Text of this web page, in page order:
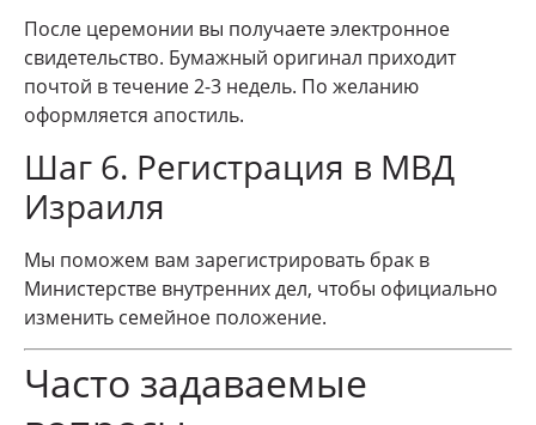
После церемонии вы получаете электронное
свидетельство. Бумажный оригинал приходит
почтой в течение 2-3 недель. По желанию
оформляется апостиль.
Шаг 6. Регистрация в МВД
Израиля
Мы поможем вам зарегистрировать брак в
Министерстве внутренних дел, чтобы официально
изменить семейное положение.
Часто задаваемые